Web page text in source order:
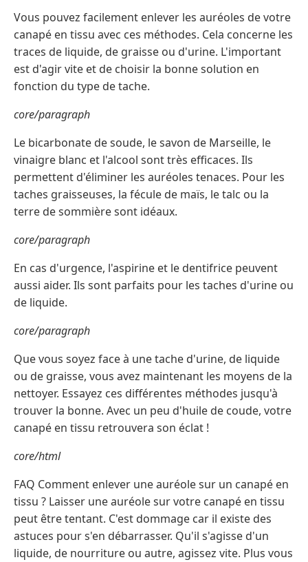
Vous pouvez facilement enlever les auréoles de votre
canapé en tissu avec ces méthodes. Cela concerne les
traces de liquide, de graisse ou d'urine. L'important
est d'agir vite et de choisir la bonne solution en
fonction du type de tache.
core/paragraph
Le bicarbonate de soude, le savon de Marseille, le
vinaigre blanc et l'alcool sont très efficaces. Ils
permettent d'éliminer les auréoles tenaces. Pour les
taches graisseuses, la fécule de maïs, le talc ou la
terre de sommière sont idéaux.
core/paragraph
En cas d'urgence, l'aspirine et le dentifrice peuvent
aussi aider. Ils sont parfaits pour les taches d'urine ou
de liquide.
core/paragraph
Que vous soyez face à une tache d'urine, de liquide
ou de graisse, vous avez maintenant les moyens de la
nettoyer. Essayez ces différentes méthodes jusqu'à
trouver la bonne. Avec un peu d'huile de coude, votre
canapé en tissu retrouvera son éclat !
core/html
FAQ Comment enlever une auréole sur un canapé en
tissu ? Laisser une auréole sur votre canapé en tissu
peut être tentant. C'est dommage car il existe des
astuces pour s'en débarrasser. Qu'il s'agisse d'un
liquide, de nourriture ou autre, agissez vite. Plus vous